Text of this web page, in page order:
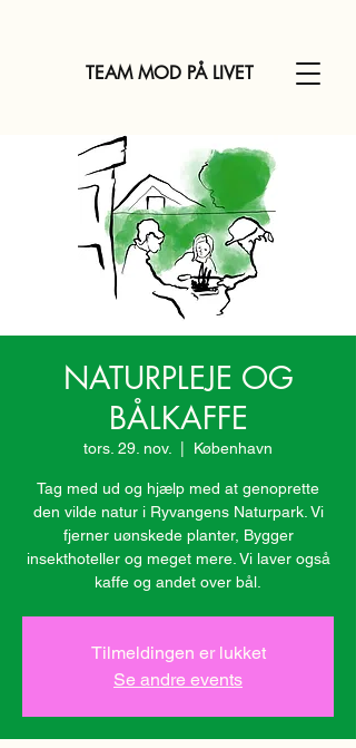
TEAM MOD PÅ LIVET
NATURPLEJE OG
BÅLKAFFE
tors. 29. nov. København
Tag med ud og hjælp med at genoprette
den vilde natur i Ryvangens Naturpark. Vi
fjerner uønskede planter, Bygger
insekthoteller og meget mere. Vi laver også
kaffe og andet over bål.
Tilmeldingen er lukket
Se andre events